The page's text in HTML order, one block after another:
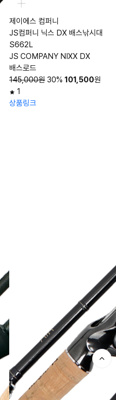
제이에스 컴퍼니
JS컴퍼니 닉스 DX 배스낚시대
S662L
JS COMPANY NIXX DX
배스로드
145,000원 30% 101,500원
1
상품링크